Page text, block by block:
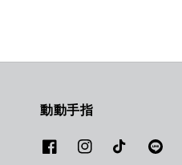
動動手指